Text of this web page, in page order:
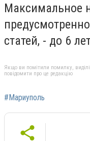
Максимальное
статей, - до 6
Якщо ви помітили помилку,
повідомити про це редакцію
#Мариуполь